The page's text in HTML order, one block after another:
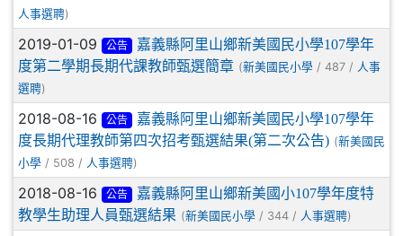
人事選聘)
2019-01-09 公告
嘉義縣阿里山鄉新美國民小學107學年
度第二學期長期代課教師甄選簡章 (新美國民小學 / 487 / 人事
選聘)
2018-08-16 公告
嘉義縣阿里山鄉新美國民小學107學年
度長期代理教師第四次招考甄選結果(第二次公告) (新美國民
小學 / 508 / 人事選聘)
2018-08-16 公告
嘉義縣阿里山鄉新美國小107學年度特
教學生助理人員甄選結果 (新美國民小學 / 344 / 人事選聘)